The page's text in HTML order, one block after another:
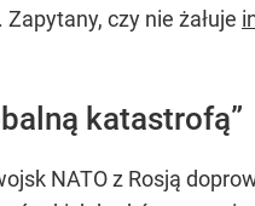
czy nie żałuje
katastrofą”
NATO z Rosją